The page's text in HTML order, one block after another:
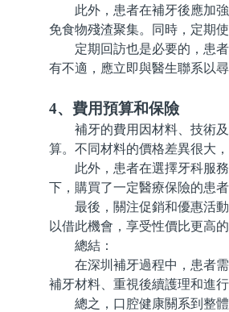
此外，患者在補牙後應加強
免食物殘渣聚集。同時，定期
定期回訪也是必要的，患者
有不適，應立即與醫生聯系以尋
4、費用預算和保險
補牙的費用因材料、技術及
算。不同材料的價格差異很大
此外，患者在選擇牙科服務
下，購買了一定醫療保險的患
最後，關注促銷和優惠活動
以借此機會，享受性價比更高的
總結：
在深圳補牙過程中，患者需
補牙材料、重視後續護理和進
總之，口腔健康關系到整體